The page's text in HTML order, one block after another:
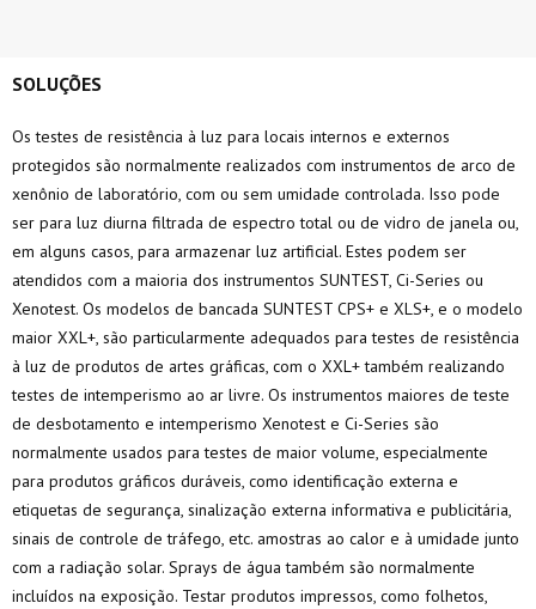
SOLUÇÕES
Os testes de resistência à luz para locais internos e externos
protegidos são normalmente realizados com instrumentos de arco de
xenônio de laboratório, com ou sem umidade controlada. Isso pode
ser para luz diurna filtrada de espectro total ou de vidro de janela ou,
em alguns casos, para armazenar luz artificial. Estes podem ser
atendidos com a maioria dos instrumentos SUNTEST, Ci-Series ou
Xenotest. Os modelos de bancada SUNTEST CPS+ e XLS+, e o modelo
maior XXL+, são particularmente adequados para testes de resistência
à luz de produtos de artes gráficas, com o XXL+ também realizando
testes de intemperismo ao ar livre. Os instrumentos maiores de teste
de desbotamento e intemperismo Xenotest e Ci-Series são
normalmente usados ​​para testes de maior volume, especialmente
para produtos gráficos duráveis, como identificação externa e
etiquetas de segurança, sinalização externa informativa e publicitária,
sinais de controle de tráfego, etc. amostras ao calor e à umidade junto
com a radiação solar. Sprays de água também são normalmente
incluídos na exposição. Testar produtos impressos, como folhetos,